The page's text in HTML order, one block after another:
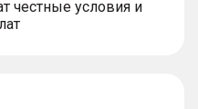
честные условия и